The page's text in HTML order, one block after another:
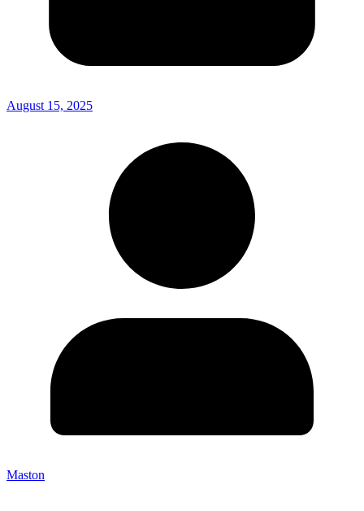
August 15, 2025
Maston